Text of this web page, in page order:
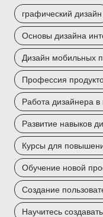
графический дизайн
Основы дизайна
Дизайн мобильных
Профессия
Работа дизайнера
Развитие навыков
Курсы для
Обучение новой
Создание
Научитесь